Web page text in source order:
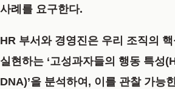
사례를 요구한다.
HR 부서와 경영진은 우리 조직의
실현하는 ‘고성과자들의 행동 특성
DNA)’을 분석하여, 이를 관찰 가능